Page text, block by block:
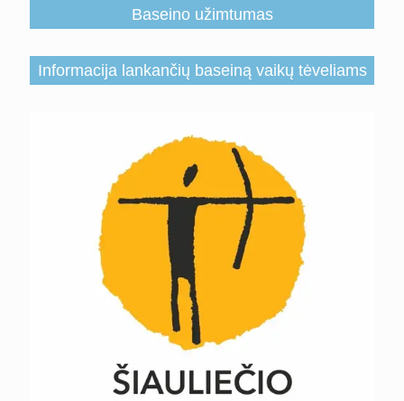
Baseino užimtumas
Informacija lankančių baseiną vaikų tėveliams